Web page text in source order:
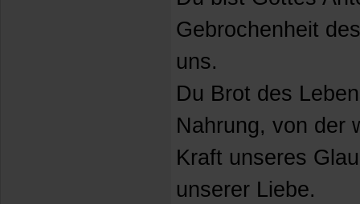
Gebrochenheit
uns.
Du Brot des
Nahrung, von der
Kraft unseres
unserer Liebe.